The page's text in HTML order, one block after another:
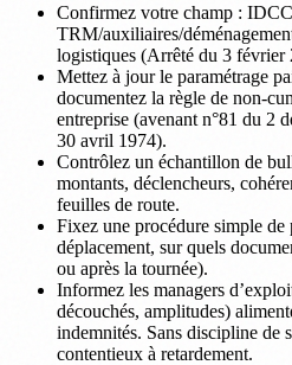
Confirmez votre champ :
TRM/auxiliaires/
logistiques (Arrêté du 3
Mettez à jour le paramétrage
documentez la règle de non-
entreprise (avenant n°81 du 2
30 avril 1974).
Contrôlez un échantillon de
montants, déclencheurs,
feuilles de route.
Fixez une procédure simple
déplacement, sur quels
ou après la tournée).
Informez les managers
découchés, amplitudes)
indemnités. Sans discipline de
contentieux à retardement.